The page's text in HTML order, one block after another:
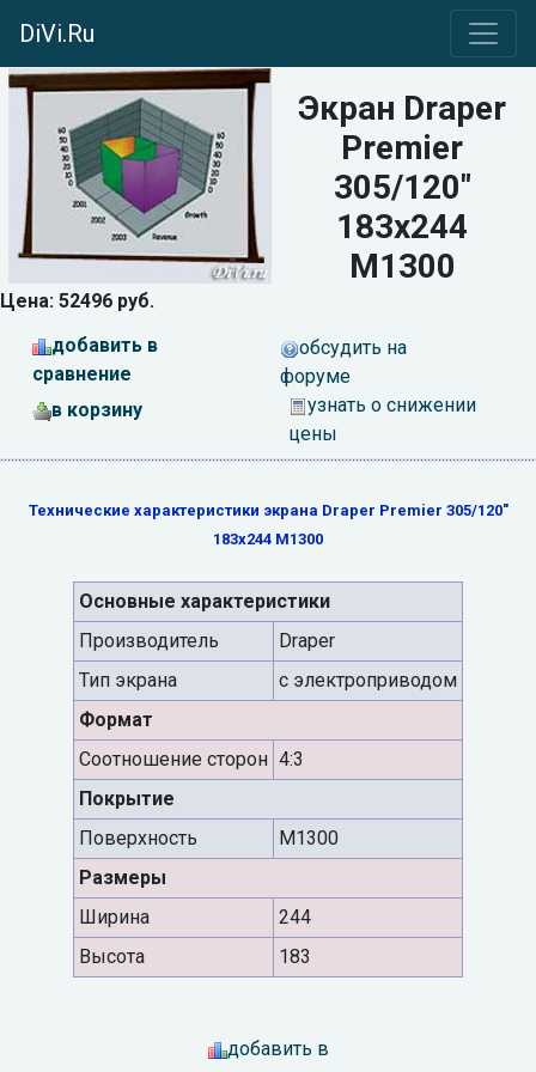
DiVi.Ru
Цена: 52496 руб.
добавить в
сравнение
в корзину
Экран Draper
Premier
305/120"
183x244
M1300
обсудить на
форуме
узнать о снижении
цены
Технические характеристики экрана Draper Premier 305/120"
183x244 M1300
Основные характеристики
Производитель
Draper
Тип экрана
с электроприводом
Формат
Cоотношение сторон 4:3
Покрытие
Поверхность
M1300
Размеры
Ширина
244
Высота
183
добавить в